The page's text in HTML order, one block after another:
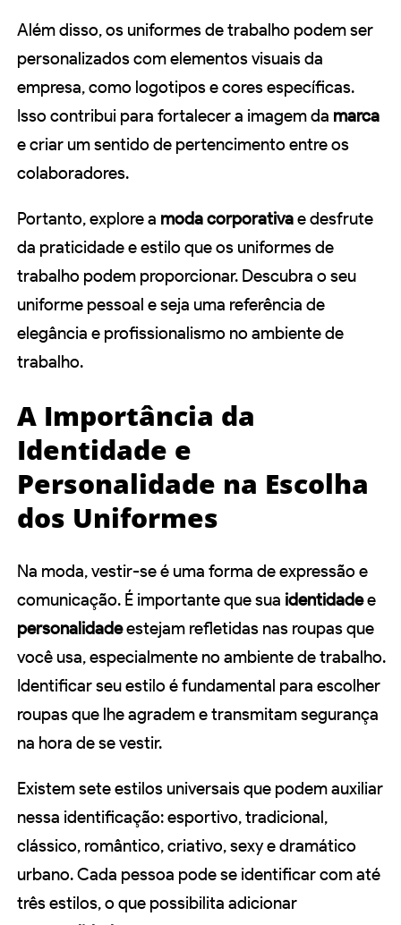
Além disso, os uniformes de trabalho podem ser
personalizados com elementos visuais da
empresa, como logotipos e cores específicas.
Isso contribui para fortalecer a imagem da marca
e criar um sentido de pertencimento entre os
colaboradores.
Portanto, explore a moda corporativae desfrute
da praticidade e estilo que os uniformes de
trabalho podem proporcionar. Descubra o seu
uniforme pessoal e seja uma referência de
elegância e profissionalismo no ambiente de
trabalho.
A Importância da
Identidade e
Personalidade na Escolha
dos Uniformes
Na moda, vestir-se é uma forma de expressão e
comunicação. É importante que sua identidadee
personalidadeestejam refletidas nas roupas que
você usa, especialmente no ambiente de trabalho.
Identificar seu estilo é fundamental para escolher
roupas que lhe agradem e transmitam segurança
na hora de se vestir.
Existem sete estilos universais que podem auxiliar
nessa identificação: esportivo, tradicional,
clássico, romântico, criativo, sexy e dramático
urbano. Cada pessoa pode se identificar com até
três estilos, o que possibilita adicionar